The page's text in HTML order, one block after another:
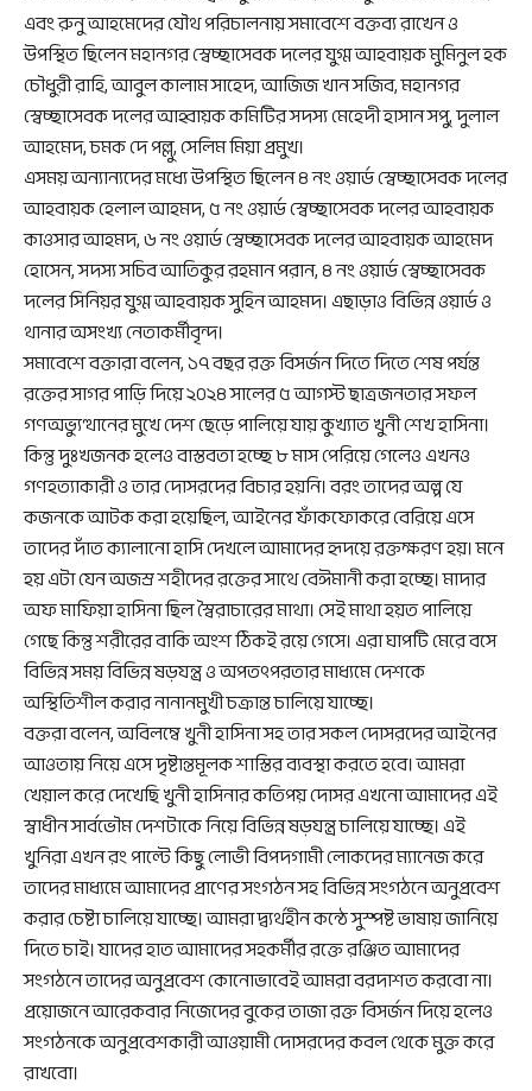
এবং রুনু আহমেদের যৌথ পরিচালনায় সমাবেশে বক্তব্য রাখেন ও
উপস্থিত ছিলেন মহানগর স্বেচ্ছাসেবক দলের যুগ্ম আহবায়ক মুমিনুল হক
চৌধুরী রাহি, আবুল কালাম সাহেদ, আজিজ খান সজিব, মহানগর
স্বেচ্ছাসেবক দলের আহ্বায়ক কমিটির সদস্য মেহেদী হাসান সপু, দুলাল
আহমেদ, চমক দে পল্লু, সেলিম মিয়া প্রমুখ।
এসময় অন্যান্যদের মধ্যে উপস্থিত ছিলেন ৪ নং ওয়ার্ড স্বেচ্ছাসেবক দলের
আহবায়ক হেলাল আহমদ, ৫ নং ওয়ার্ড স্বেচ্ছাসেবক দলের আহবায়ক
কাওসার আহমদ, ৬ নং ওয়ার্ড স্বেচ্ছাসেবক দলের আহবায়ক আহমেদ
হোসেন, সদস্য সচিব আতিকুর রহমান পরান, ৪ নং ওয়ার্ড স্বেচ্ছাসেবক
দলের সিনিয়র যুগ্ম আহবায়ক সুহিন আহমদ। এছাড়াও বিভিন্ন ওয়ার্ড ও
থানার অসংখ্য নেতাকর্মীবৃন্দ।
সমাবেশে বক্তারা বলেন, ১৭ বছর রক্ত বিসর্জন দিতে দিতে শেষ পর্যন্ত
রক্তের সাগর পাড়ি দিয়ে ২০২৪ সালের ৫ আগস্ট ছাত্রজনতার সফল
গণঅভ্যুত্থানের মুখে দেশ ছেড়ে পালিয়ে যায় কুখ্যাত খুনী শেখ হাসিনা।
কিন্তু দুঃখজনক হলেও বাস্তবতা হচ্ছে ৮ মাস পেরিয়ে গেলেও এখনও
গণহত্যাকারী ও তার দোসরদের বিচার হয়নি। বরং তাদের অল্প যে
কজনকে আটক করা হয়েছিল, আইনের ফাঁকফোকরে বেরিয়ে এসে
তাদের দাঁত ক্যালানো হাসি দেখলে আমাদের হৃদয়ে রক্তক্ষরণ হয়। মনে
হয় এটা যেন অজস্র শহীদের রক্তের সাথে বেঈমানী করা হচ্ছে। মাদার
অফ মাফিয়া হাসিনা ছিল স্বৈরাচারের মাথা। সেই মাথা হয়ত পালিয়ে
গেছে কিন্তু শরীরের বাকি অংশ ঠিকই রয়ে গেসে। এরা ঘাপটি মেরে বসে
বিভিন্ন সময় বিভিন্ন ষড়যন্ত্র ও অপতৎপরতার মাধ্যমে দেশকে
অস্থিতিশীল করার নানানমুখী চক্রান্ত চালিয়ে যাচ্ছে।
বক্তরা বলেন, অবিলম্বে খুনী হাসিনা সহ তার সকল দোসরদের আইনের
আওতায় নিয়ে এসে দৃষ্টান্তমূলক শাস্তির ব্যবস্থা করতে হবে। আমরা
খেয়াল করে দেখেছি খুনী হাসিনার কতিপয় দোসর এখনো আমাদের এই
স্বাধীন সার্বভৌম দেশটাকে নিয়ে বিভিন্ন ষড়যন্ত্র চালিয়ে যাচ্ছে। এই
খুনিরা এখন রং পাল্টে কিছু লোভী বিপদগামী লোকদের ম্যানেজ করে
তাদের মাধ্যমে আমাদের প্রাণের সংগঠন সহ বিভিন্ন সংগঠনে অনুপ্রবেশ
করার চেষ্টা চালিয়ে যাচ্ছে। আমরা দ্ব্যর্থহীন কন্ঠে সুস্পষ্ট ভাষায় জানিয়ে
দিতে চাই। যাদের হাত আমাদের সহকর্মীর রক্তে রঞ্জিত আমাদের
সংগঠনে তাদের অনুপ্রবেশ কোনোভাবেই আমরা বরদাশত করবো না।
প্রয়োজনে আরেকবার নিজেদের বুকের তাজা রক্ত বিসর্জন দিয়ে হলেও
সংগঠনকে অনুপ্রবেশকারী আওয়ামী দোসরদের কবল থেকে মুক্ত করে
রাখবো।